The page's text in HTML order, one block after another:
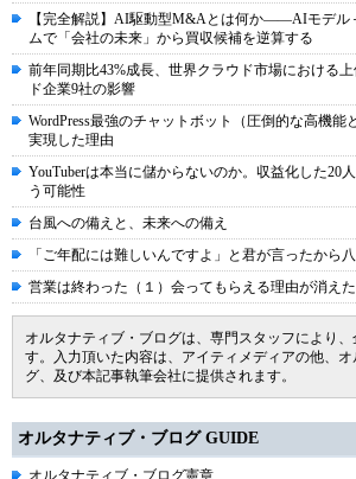
【完全解説】AI駆動型M&Aとは何か――AIモデル
ムで「会社の未来」から買収候補を逆算する
前年同期比43%成長、世界クラウド市場における
ド企業9社の影響
WordPress最強のチャットボット（圧倒的な高機能
実現した理由
YouTuberは本当に儲からないのか。収益化した20
う可能性
台風への備えと、未来への備え
「ご年配には難しいんですよ」と君が言ったから
営業は終わった（１）会ってもらえる理由が消えた
オルタナティブ・ブログは、専門スタッフにより、
す。入力頂いた内容は、アイティメディアの他、
グ、及び本記事執筆会社に提供されます。
オルタナティブ・ブログ GUIDE
オルタナティブ・ブログ憲章